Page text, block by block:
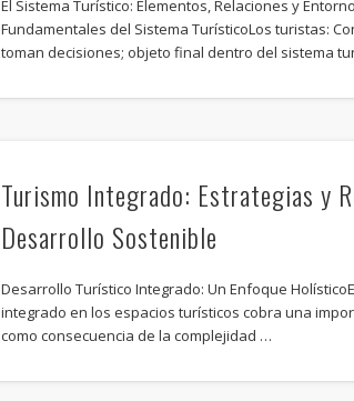
El Sistema Turístico: Elementos, Relaciones y
Fundamentales del Sistema TurísticoLos turistas:
toman decisiones; objeto final dentro del sistema
Turismo Integrado: Estrategias y
Desarrollo Sostenible
Desarrollo Turístico Integrado: Un Enfoque
integrado en los espacios turísticos cobra una
como consecuencia de la complejidad …